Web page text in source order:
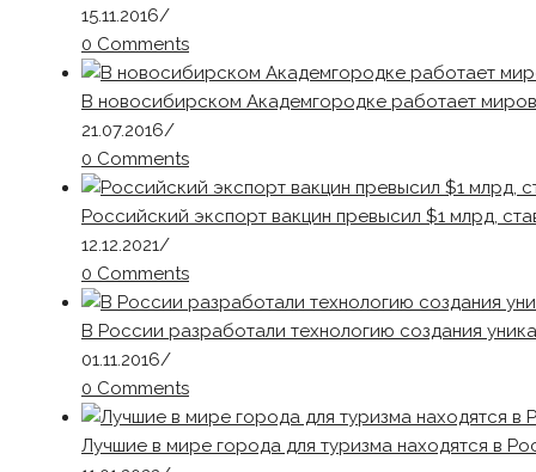
15.11.2016/
0 Comments
В новосибирском Академгородке работает
21.07.2016/
0 Comments
Российский экспорт вакцин превысил $1 млрд,
12.12.2021/
0 Comments
В России разработали технологию создания
01.11.2016/
0 Comments
Лучшие в мире города для туризма находятся в